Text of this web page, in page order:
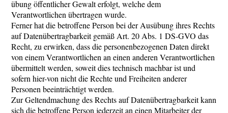
übung öffentlicher Gewalt erfolgt, welche dem
Verantwortlichen übertragen wurde.
Ferner hat die betroffene Person bei der Ausübung ihres Rechts
auf Datenübertragbarkeit gemäß Art. 20 Abs. 1 DS-GVO das
Recht, zu erwirken, dass die personenbezogenen Daten direkt
von einem Verantwortlichen an einen anderen Verantwortlichen
übermittelt werden, soweit dies technisch machbar ist und
sofern hier-von nicht die Rechte und Freiheiten anderer
Personen beeinträchtigt werden.
Zur Geltendmachung des Rechts auf Datenübertragbarkeit kann
sich die betroffene Person jederzeit an einen Mitarbeiter der